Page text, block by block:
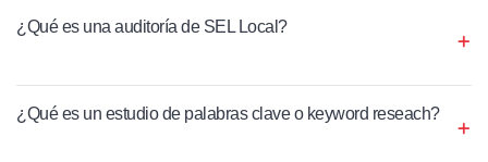
¿Qué es una auditoría de SEL Local?
¿Qué es un estudio de palabras clave o keyword reseach?